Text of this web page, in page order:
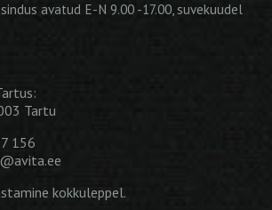
avatud E-N 9.00 -17.00, suvekuudel
Tartu
156
kokkuleppel.